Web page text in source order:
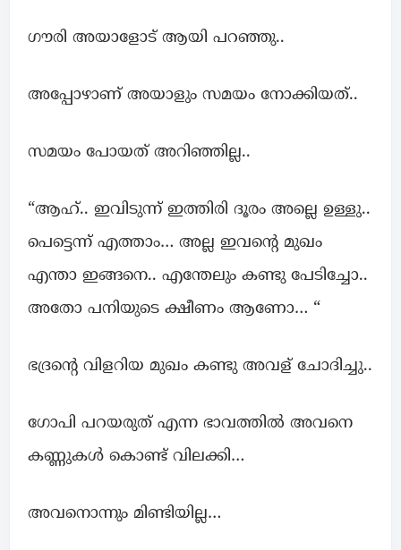
ഗൗരി അയാളോട് ആയി പറഞ്ഞു..
അപ്പോഴാണ് അയാളും സമയം നോക്കിയത്..
സമയം പോയത് അറിഞ്ഞില്ല..
“ആഹ്.. ഇവിടുന്ന് ഇത്തിരി ദൂരം അല്ലെ ഉള്ളു..
പെട്ടെന്ന് എത്താം… അല്ല ഇവന്റെ മുഖം
എന്താ ഇങ്ങനെ.. എന്തേലും കണ്ടു പേടിച്ചോ..
അതോ പനിയുടെ ക്ഷീണം ആണോ… “
ഭദ്രന്റെ വിളറിയ മുഖം കണ്ടു അവള് ചോദിച്ചു..
ഗോപി പറയരുത് എന്ന ഭാവത്തില്‍ അവനെ
കണ്ണുകൾ കൊണ്ട്‌ വിലക്കി…
അവനൊന്നും മിണ്ടിയില്ല…